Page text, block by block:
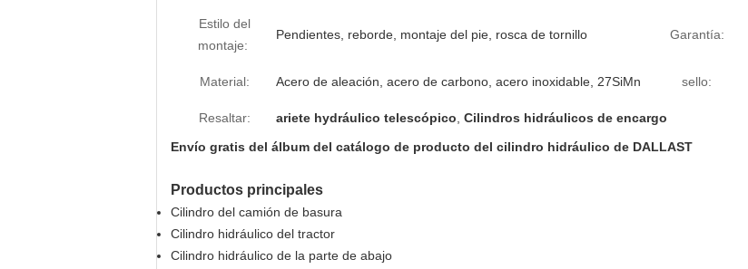
Estilo del
montaje:
Pendientes, reborde, montaje del pie, rosca de tornillo Garantía:
Material: Acero de aleación, acero de carbono, acero inoxidable, 27SiMn sello:
Resaltar: ariete hydráulico telescópico Cilindros hidráulicos de encargo
Envío gratis del álbum del catálogo de producto del cilindro hidráulico de DALLAST
Productos principales
Cilindro del camión de basura
Cilindro hidráulico del tractor
Cilindro hidráulico de la parte de abajo